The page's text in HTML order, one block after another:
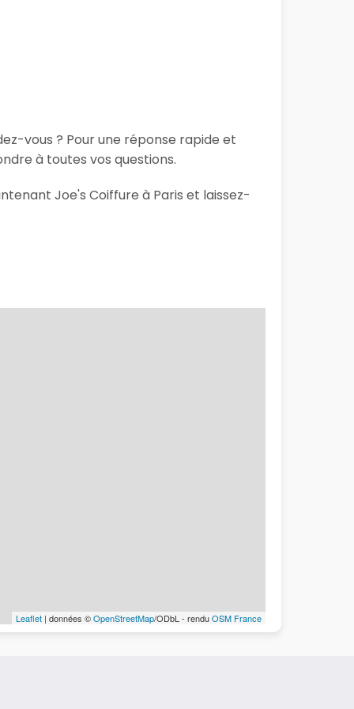
vous ? Pour une réponse rapide et
à toutes vos questions.
Joe's Coiffure à Paris et laissez-
Leaflet | données ©OpenStreetMap/ODbL - renduOSM France